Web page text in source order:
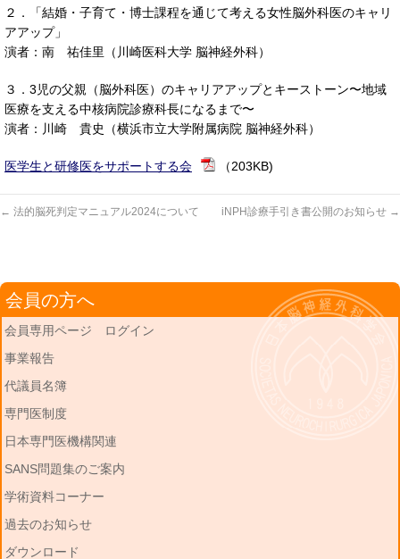
２．「結婚・子育て・博士課程を通じて考える女性脳外科医のキャリ
アアップ」
演者：南 祐佳里（川崎医科大学 脳神経外科）
３．3児の父親（脳外科医）のキャリアアップとキーストーン〜地域
医療を支える中核病院診療科長になるまで〜
演者：川崎 貴史（横浜市立大学附属病院 脳神経外科）
医学生と研修医をサポートする会 （203KB)
← 法的脳死判定マニュアル2024について iNPH診療手引き書公開のお知らせ →
会員の方へ
会員専用ページ ログイン
事業報告
代議員名簿
専門医制度
日本専門医機構関連
SANS問題集のご案内
学術資料コーナー
過去のお知らせ
ダウンロード